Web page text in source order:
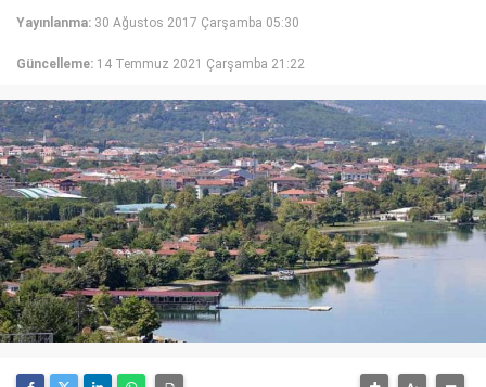
Yayınlanma: 30 Ağustos 2017 Çarşamba 05:30
Güncelleme: 14 Temmuz 2021 Çarşamba 21:22